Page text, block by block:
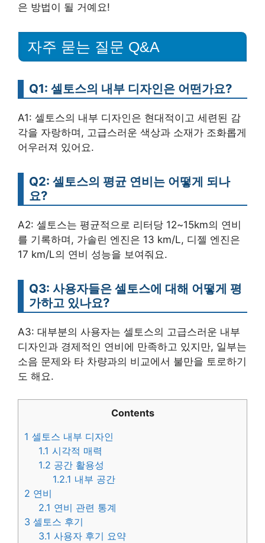
은 방법이 될 거예요!
자주 묻는 질문 Q&A
Q1: 셀토스의 내부 디자인은 어떤가요?
A1: 셀토스의 내부 디자인은 현대적이고 세련된 감
각을 자랑하며, 고급스러운 색상과 소재가 조화롭게
어우러져 있어요.
Q2: 셀토스의 평균 연비는 어떻게 되나
요?
A2: 셀토스는 평균적으로 리터당 12~15km의 연비
를 기록하며, 가솔린 엔진은 13 km/L, 디젤 엔진은
17 km/L의 연비 성능을 보여줘요.
Q3: 사용자들은 셀토스에 대해 어떻게 평
가하고 있나요?
A3: 대부분의 사용자는 셀토스의 고급스러운 내부
디자인과 경제적인 연비에 만족하고 있지만, 일부는
소음 문제와 타 차량과의 비교에서 불만을 토로하기
도 해요.
Contents
1 셀토스 내부 디자인
1.1 시각적 매력
1.2 공간 활용성
1.2.1 내부 공간
2 연비
2.1 연비 관련 통계
3 셀토스 후기
3.1 사용자 후기 요약